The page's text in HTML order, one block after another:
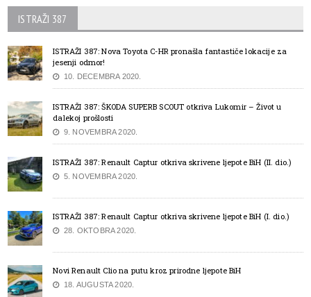
ISTRAŽI 387
ISTRAŽI 387: Nova Toyota C-HR pronašla fantastiče lokacije za
jesenji odmor!
10. DECEMBRA 2020.
ISTRAŽI 387: ŠKODA SUPERB SCOUT otkriva Lukomir – Život u
dalekoj prošlosti
9. NOVEMBRA 2020.
ISTRAŽI 387: Renault Captur otkriva skrivene ljepote BiH (II. dio.)
5. NOVEMBRA 2020.
ISTRAŽI 387: Renault Captur otkriva skrivene ljepote BiH (I. dio.)
28. OKTOBRA 2020.
Novi Renault Clio na putu kroz prirodne ljepote BiH
18. AUGUSTA 2020.